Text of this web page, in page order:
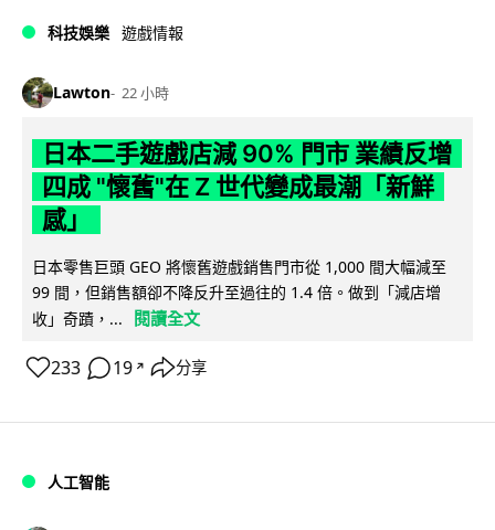
科技娛樂 遊戲情報
Lawton 22 小時
日本二手遊戲店減 90% 門市 業績反增
四成 "懷舊"在 Z 世代變成最潮「新鮮
感」
日本零售巨頭 GEO 將懷舊遊戲銷售門市從 1,000 間大幅減至
99 間，但銷售額卻不降反升至過往的 1.4 倍。做到「減店增
收」奇蹟，...
閱讀全文
233 19 ↗ 分享
人工智能